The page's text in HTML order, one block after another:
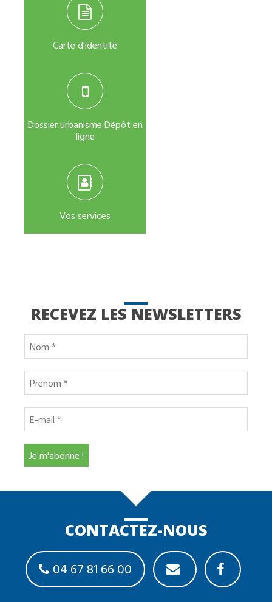
Carte d'identité
Dossier urbanisme Dépôt en
ligne
Vos services
RECEVEZ LES NEWSLETTERS
CONTACTEZ-NOUS
04 67 81 66 00